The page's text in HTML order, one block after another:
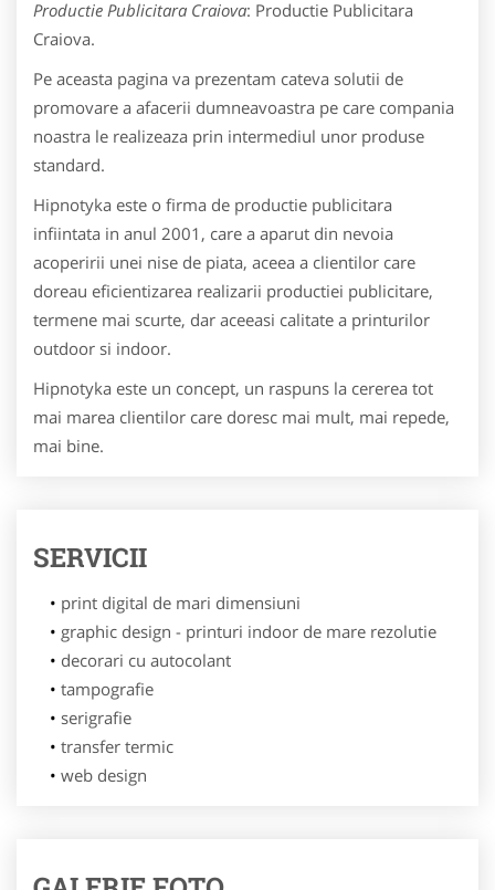
Productie Publicitara Craiova: Productie Publicitara
Craiova.
Pe aceasta pagina va prezentam cateva solutii de
promovare a afacerii dumneavoastra pe care compania
noastra le realizeaza prin intermediul unor produse
standard.
Hipnotyka este o firma de productie publicitara
infiintata in anul 2001, care a aparut din nevoia
acoperirii unei nise de piata, aceea a clientilor care
doreau eficientizarea realizarii productiei publicitare,
termene mai scurte, dar aceeasi calitate a printurilor
outdoor si indoor.
Hipnotyka este un concept, un raspuns la cererea tot
mai marea clientilor care doresc mai mult, mai repede,
mai bine.
SERVICII
print digital de mari dimensiuni
graphic design - printuri indoor de mare rezolutie
decorari cu autocolant
tampografie
serigrafie
transfer termic
web design